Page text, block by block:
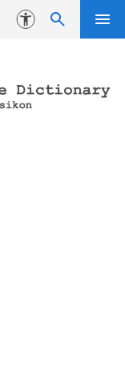
Accessibility